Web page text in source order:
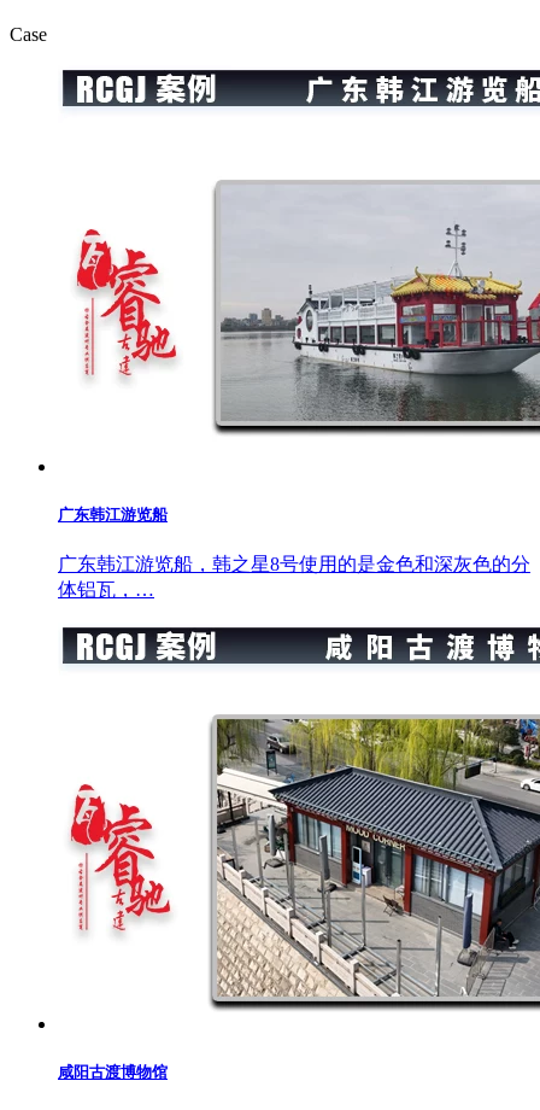
Case
广东韩江游览船
广东韩江游览船，韩之星8号使用的是金色和深灰色的分
体铝瓦，…
咸阳古渡博物馆